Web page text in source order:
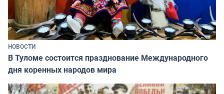
НОВОСТИ
В Туломе состоится празднование Международного
дня коренных народов мира